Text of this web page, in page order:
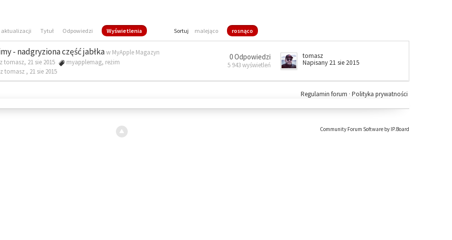
aktualizacji Tytuł Odpowiedzi Wyświetlenia Sortuj malejąco rosnąco
- nadgryziona część jabłkaw MyApple Magazyn
tomasz, 21 sie 2015
myapplemag, reżim
tomasz , 21 sie 2015
0 Odpowiedzi
5 943 wyświetleń
tomasz
Napisany 21 sie 2015
Polityka prywatności
Regulamin forum ·
Community Forum Software by IP.Board